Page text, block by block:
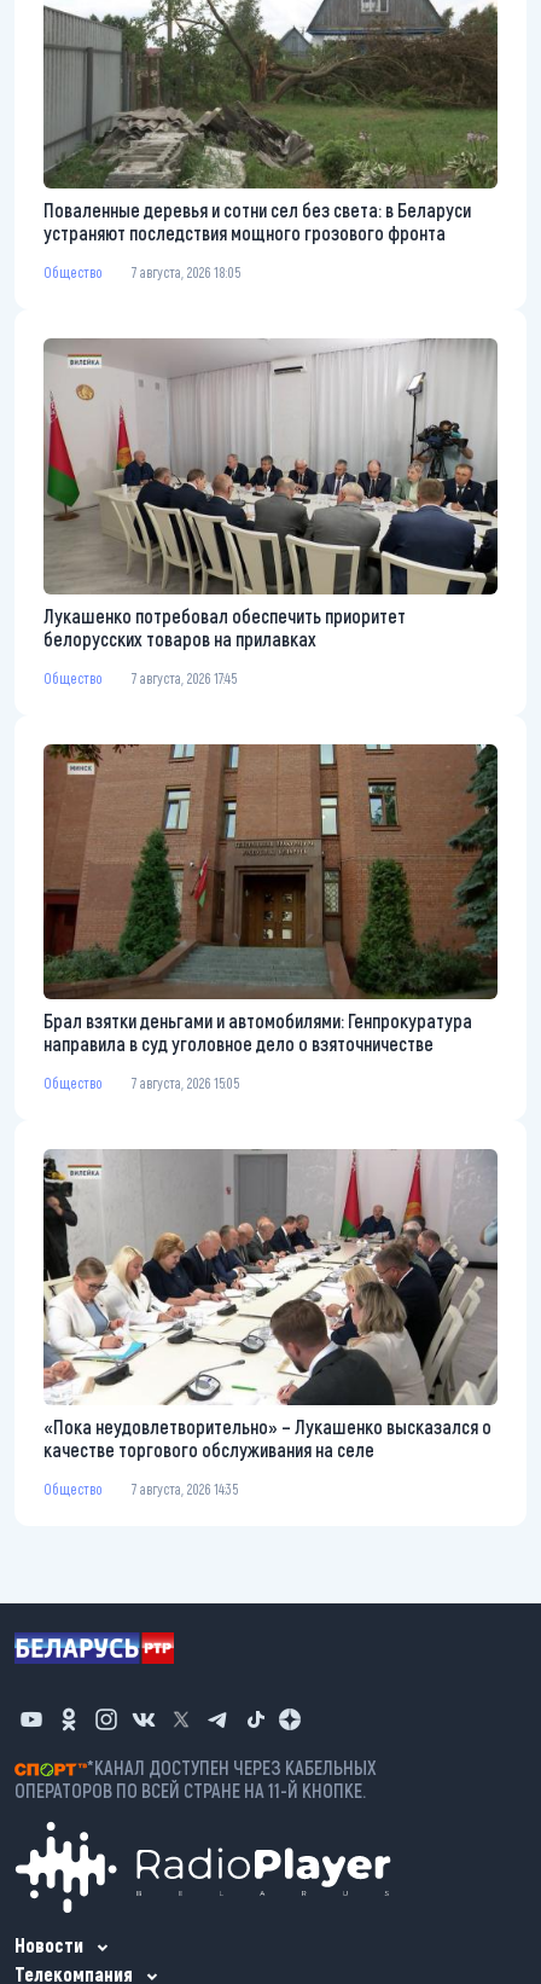
Поваленные деревья и сотни сел без света: в Беларуси
устраняют последствия мощного грозового фронта
Общество 7 августа, 2026 18:05
Лукашенко потребовал обеспечить приоритет
белорусских товаров на прилавках
Общество 7 августа, 2026 17:45
Брал взятки деньгами и автомобилями: Генпрокуратура
направила в суд уголовное дело о взяточничестве
Общество 7 августа, 2026 15:05
«Пока неудовлетворительно» – Лукашенко высказался о
качестве торгового обслуживания на селе
Общество 7 августа, 2026 14:35
*КАНАЛ ДОСТУПЕН ЧЕРЕЗ КАБЕЛЬНЫХ
ОПЕРАТОРОВ ПО ВСЕЙ СТРАНЕ НА 11-Й КНОПКЕ.
Новости
Телекомпания